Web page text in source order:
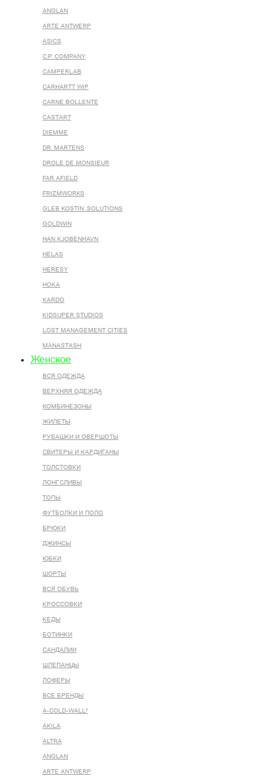
ANGLAN
ARTE ANTWERP
ASICS
C.P. COMPANY
CAMPERLAB
CARHARTT WIP
CARNE BOLLENTE
CASTART
DIEMME
DR. MARTENS
DROLE DE MONSIEUR
FAR AFIELD
FRIZMWORKS
GLEB KOSTIN .SOLUTIONS
GOLDWIN
HAN KJOBENHAVN
HELAS
HERESY
HOKA
KARDO
KIDSUPER STUDIOS
LOST MANAGEMENT CITIES
MANASTASH
Женское
ВСЯ ОДЕЖДА
ВЕРХНЯЯ ОДЕЖДА
КОМБИНЕЗОНЫ
ЖИЛЕТЫ
РУБАШКИ И ОВЕРШОТЫ
СВИТЕРЫ И КАРДИГАНЫ
ТОЛСТОВКИ
ЛОНГСЛИВЫ
ТОПЫ
ФУТБОЛКИ И ПОЛО
БРЮКИ
ДЖИНСЫ
ЮБКИ
ШОРТЫ
ВСЯ ОБУВЬ
КРОССОВКИ
КЕДЫ
БОТИНКИ
САНДАЛИИ
ШЛЕПАНЦЫ
ЛОФЕРЫ
ВСЕ БРЕНДЫ
A-COLD-WALL*
AKILA
ALTRA
ANGLAN
ARTE ANTWERP